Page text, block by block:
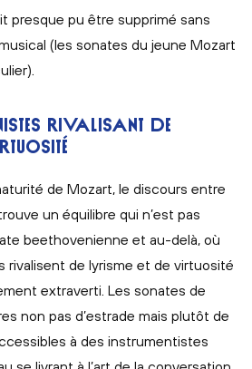
presque pu être supprimé sans
(les sonates du jeune Mozart
RIVALISANT DE
de Mozart, le discours entre
un équilibre qui n’est pas
beethovenienne et au-delà, où
rivalisent de lyrisme et de virtuosité
extraverti. Les sonates de
non pas d’estrade mais plutôt de
à des instrumentistes